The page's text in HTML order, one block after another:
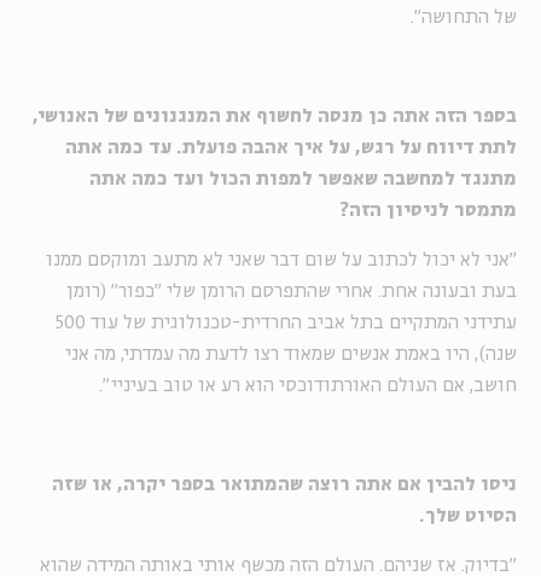
של התחושה״
בספר הזה אתה כן מנסה לחשוף את המנגנונים של האנושי,
לתת דיווח על רגש, על איך אהבה פועלת. עד כמה אתה
מתנגד למחשבה שאפשר למפות הכול ועד כמה אתה
מתמסר לניסיון הזה?
״אני לא יכול לכתוב על שום דבר שאני לא מתעב ומוקסם ממנו
בעת ובעונה אחת. אחרי שהתפרסם הרומן שלי ״כפור״ (רומן
עתידני המתקיים בתל אביב החרדית-טכנולוגית של עוד 500
שנה), היו באמת אנשים שמאוד רצו לדעת מה עמדתי, מה אני
חושב, אם העולם האורתודוכסי הוא רע או טוב בעיניי״
ניסו להבין אם אתה רוצה שהמתואר בספר יקרה, או שזה
הסיוט שלך.
״בדיוק. אז שניהם. העולם הזה מכשף אותי באותה המידה שהוא